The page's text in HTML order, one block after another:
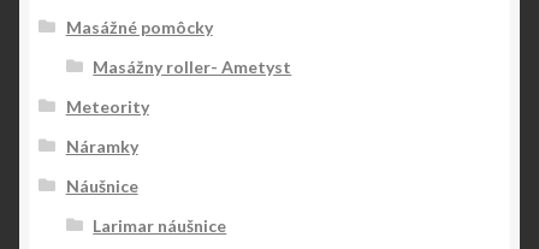
Masážné pomôcky
Masážny roller- Ametyst
Meteority
Náramky
Náušnice
Larimar náušnice